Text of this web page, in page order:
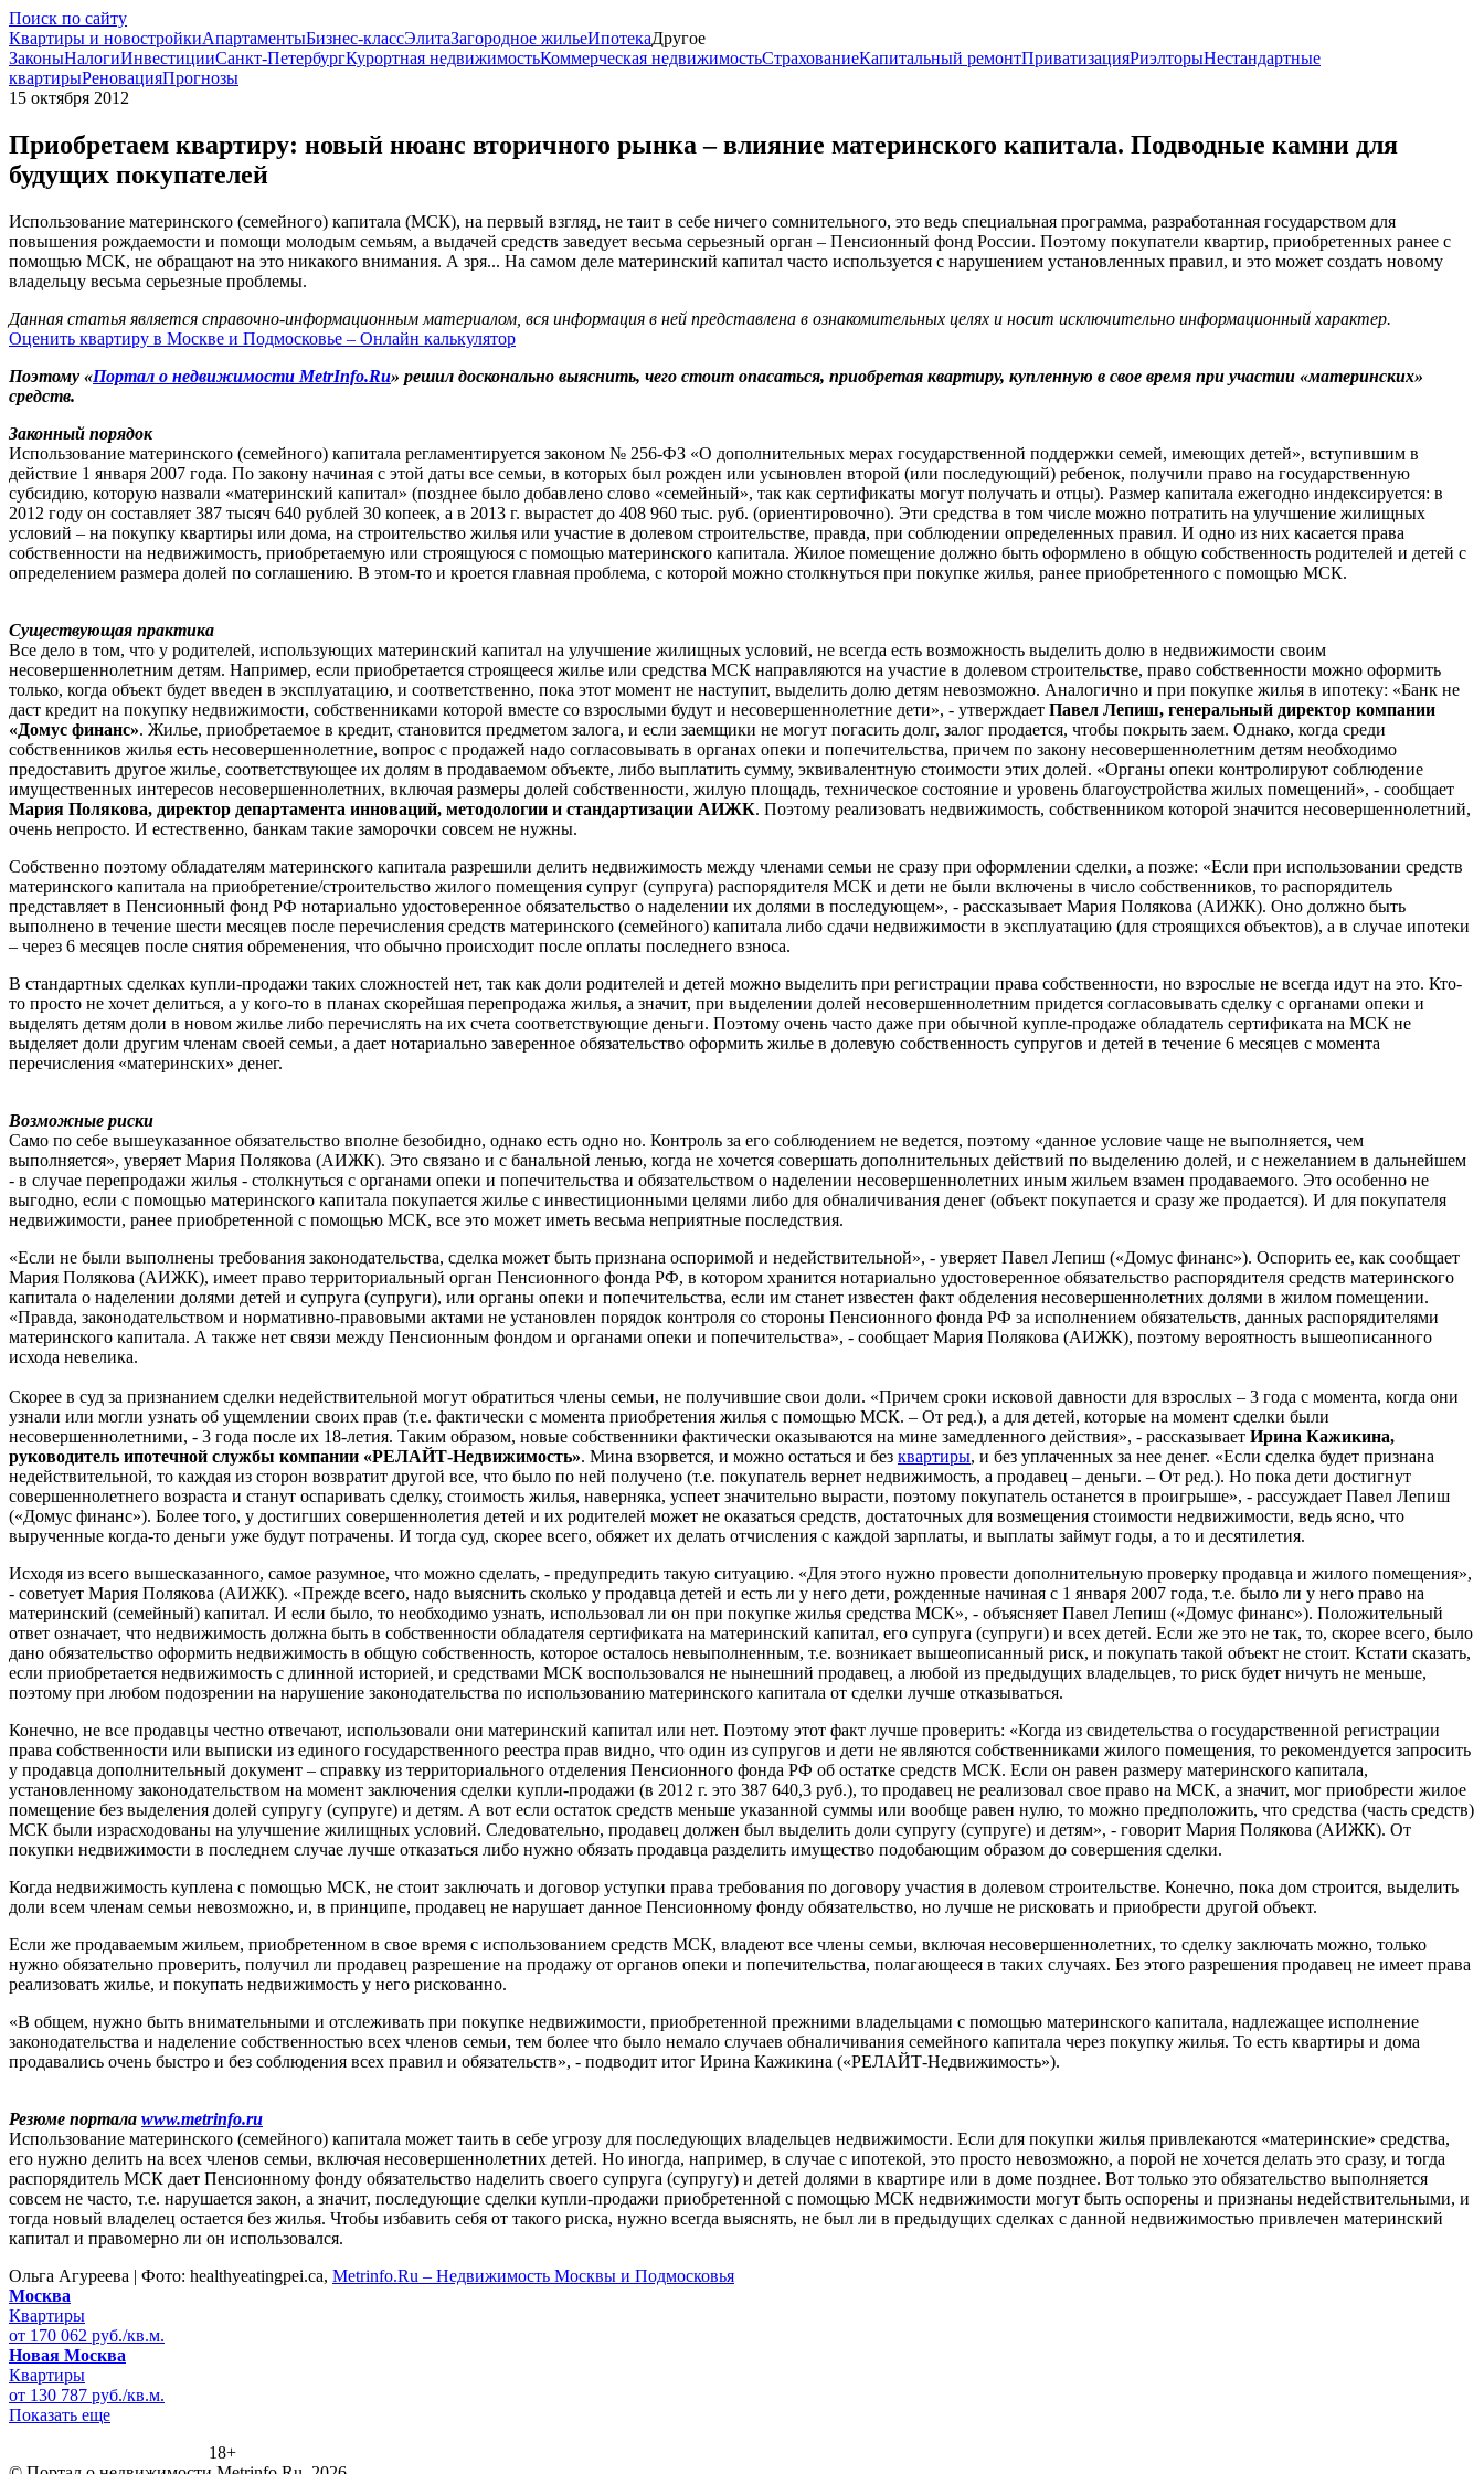
Поиск по сайту
Квартиры и новостройкиАпартаментыБизнес-классЭлитаЗагородное жильеИпотекаДругое
ЗаконыНалогиИнвестицииСанкт-ПетербургКурортная недвижимостьКоммерческая недвижимостьСтрахованиеКапитальный ремонтПриватизацияРиэлторыНестандартные
квартирыРеновацияПрогнозы
15 октября 2012
Приобретаем квартиру: новый нюанс вторичного рынка – влияние материнского капитала. Подводные камни для
будущих покупателей
Использование материнского (семейного) капитала (МСК), на первый взгляд, не таит в себе ничего сомнительного, это ведь специальная программа, разработанная государством для
повышения рождаемости и помощи молодым семьям, а выдачей средств заведует весьма серьезный орган – Пенсионный фонд России. Поэтому покупатели квартир, приобретенных ранее с
помощью МСК, не обращают на это никакого внимания. А зря... На самом деле материнский капитал часто используется с нарушением установленных правил, и это может создать новому
владельцу весьма серьезные проблемы.
Данная статья является справочно-информационным материалом, вся информация в ней представлена в ознакомительных целях и носит исключительно информационный характер.
Оценить квартиру в Москве и Подмосковье – Онлайн калькулятор
Поэтому «Портал о недвижимости MetrInfo.Ru» решил досконально выяснить, чего стоит опасаться, приобретая квартиру, купленную в свое время при участии «материнских»
средств.
Законный порядок
Использование материнского (семейного) капитала регламентируется законом № 256-ФЗ «О дополнительных мерах государственной поддержки семей, имеющих детей», вступившим в
действие 1 января 2007 года. По закону начиная с этой даты все семьи, в которых был рожден или усыновлен второй (или последующий) ребенок, получили право на государственную
субсидию, которую назвали «материнский капитал» (позднее было добавлено слово «семейный», так как сертификаты могут получать и отцы). Размер капитала ежегодно индексируется: в
2012 году он составляет 387 тысяч 640 рублей 30 копеек, а в 2013 г. вырастет до 408 960 тыс. руб. (ориентировочно). Эти средства в том числе можно потратить на улучшение жилищных
условий – на покупку квартиры или дома, на строительство жилья или участие в долевом строительстве, правда, при соблюдении определенных правил. И одно из них касается права
собственности на недвижимость, приобретаемую или строящуюся с помощью материнского капитала. Жилое помещение должно быть оформлено в общую собственность родителей и детей с
определением размера долей по соглашению. В этом-то и кроется главная проблема, с которой можно столкнуться при покупке жилья, ранее приобретенного с помощью МСК.
Существующая практика
Все дело в том, что у родителей, использующих материнский капитал на улучшение жилищных условий, не всегда есть возможность выделить долю в недвижимости своим
несовершеннолетним детям. Например, если приобретается строящееся жилье или средства МСК направляются на участие в долевом строительстве, право собственности можно оформить
только, когда объект будет введен в эксплуатацию, и соответственно, пока этот момент не наступит, выделить долю детям невозможно. Аналогично и при покупке жилья в ипотеку: «Банк не
даст кредит на покупку недвижимости, собственниками которой вместе со взрослыми будут и несовершеннолетние дети», - утверждает Павел Лепиш, генеральный директор компании
«Домус финанс». Жилье, приобретаемое в кредит, становится предметом залога, и если заемщики не могут погасить долг, залог продается, чтобы покрыть заем. Однако, когда среди
собственников жилья есть несовершеннолетние, вопрос с продажей надо согласовывать в органах опеки и попечительства, причем по закону несовершеннолетним детям необходимо
предоставить другое жилье, соответствующее их долям в продаваемом объекте, либо выплатить сумму, эквивалентную стоимости этих долей. «Органы опеки контролируют соблюдение
имущественных интересов несовершеннолетних, включая размеры долей собственности, жилую площадь, техническое состояние и уровень благоустройства жилых помещений», - сообщает
Мария Полякова, директор департамента инноваций, методологии и стандартизации АИЖК. Поэтому реализовать недвижимость, собственником которой значится несовершеннолетний,
очень непросто. И естественно, банкам такие заморочки совсем не нужны.
Собственно поэтому обладателям материнского капитала разрешили делить недвижимость между членами семьи не сразу при оформлении сделки, а позже: «Если при использовании средств
материнского капитала на приобретение/строительство жилого помещения супруг (супруга) распорядителя МСК и дети не были включены в число собственников, то распорядитель
представляет в Пенсионный фонд РФ нотариально удостоверенное обязательство о наделении их долями в последующем», - рассказывает Мария Полякова (АИЖК). Оно должно быть
выполнено в течение шести месяцев после перечисления средств материнского (семейного) капитала либо сдачи недвижимости в эксплуатацию (для строящихся объектов), а в случае ипотеки
– через 6 месяцев после снятия обременения, что обычно происходит после оплаты последнего взноса.
В стандартных сделках купли-продажи таких сложностей нет, так как доли родителей и детей можно выделить при регистрации права собственности, но взрослые не всегда идут на это. Кто-
то просто не хочет делиться, а у кого-то в планах скорейшая перепродажа жилья, а значит, при выделении долей несовершеннолетним придется согласовывать сделку с органами опеки и
выделять детям доли в новом жилье либо перечислять на их счета соответствующие деньги. Поэтому очень часто даже при обычной купле-продаже обладатель сертификата на МСК не
выделяет доли другим членам своей семьи, а дает нотариально заверенное обязательство оформить жилье в долевую собственность супругов и детей в течение 6 месяцев с момента
перечисления «материнских» денег.
Возможные риски
Само по себе вышеуказанное обязательство вполне безобидно, однако есть одно но. Контроль за его соблюдением не ведется, поэтому «данное условие чаще не выполняется, чем
выполняется», уверяет Мария Полякова (АИЖК). Это связано и с банальной ленью, когда не хочется совершать дополнительных действий по выделению долей, и с нежеланием в дальнейшем
- в случае перепродажи жилья - столкнуться с органами опеки и попечительства и обязательством о наделении несовершеннолетних иным жильем взамен продаваемого. Это особенно не
выгодно, если с помощью материнского капитала покупается жилье с инвестиционными целями либо для обналичивания денег (объект покупается и сразу же продается). И для покупателя
недвижимости, ранее приобретенной с помощью МСК, все это может иметь весьма неприятные последствия.
«Если не были выполнены требования законодательства, сделка может быть признана оспоримой и недействительной», - уверяет Павел Лепиш («Домус финанс»). Оспорить ее, как сообщает
Мария Полякова (АИЖК), имеет право территориальный орган Пенсионного фонда РФ, в котором хранится нотариально удостоверенное обязательство распорядителя средств материнского
капитала о наделении долями детей и супруга (супруги), или органы опеки и попечительства, если им станет известен факт обделения несовершеннолетних долями в жилом помещении.
«Правда, законодательством и нормативно-правовыми актами не установлен порядок контроля со стороны Пенсионного фонда РФ за исполнением обязательств, данных распорядителями
материнского капитала. А также нет связи между Пенсионным фондом и органами опеки и попечительства», - сообщает Мария Полякова (АИЖК), поэтому вероятность вышеописанного
исхода невелика.
Скорее в суд за признанием сделки недействительной могут обратиться члены семьи, не получившие свои доли. «Причем сроки исковой давности для взрослых – 3 года с момента, когда они
узнали или могли узнать об ущемлении своих прав (т.е. фактически с момента приобретения жилья с помощью МСК. – От ред.), а для детей, которые на момент сделки были
несовершеннолетними, - 3 года после их 18-летия. Таким образом, новые собственники фактически оказываются на мине замедленного действия», - рассказывает Ирина Кажикина,
руководитель ипотечной службы компании «РЕЛАЙТ-Недвижимость». Мина взорвется, и можно остаться и без квартиры, и без уплаченных за нее денег. «Если сделка будет признана
недействительной, то каждая из сторон возвратит другой все, что было по ней получено (т.е. покупатель вернет недвижимость, а продавец – деньги. – От ред.). Но пока дети достигнут
совершеннолетнего возраста и станут оспаривать сделку, стоимость жилья, наверняка, успеет значительно вырасти, поэтому покупатель останется в проигрыше», - рассуждает Павел Лепиш
(«Домус финанс»). Более того, у достигших совершеннолетия детей и их родителей может не оказаться средств, достаточных для возмещения стоимости недвижимости, ведь ясно, что
вырученные когда-то деньги уже будут потрачены. И тогда суд, скорее всего, обяжет их делать отчисления с каждой зарплаты, и выплаты займут годы, а то и десятилетия.
Исходя из всего вышесказанного, самое разумное, что можно сделать, - предупредить такую ситуацию. «Для этого нужно провести дополнительную проверку продавца и жилого помещения»,
- советует Мария Полякова (АИЖК). «Прежде всего, надо выяснить сколько у продавца детей и есть ли у него дети, рожденные начиная с 1 января 2007 года, т.е. было ли у него право на
материнский (семейный) капитал. И если было, то необходимо узнать, использовал ли он при покупке жилья средства МСК», - объясняет Павел Лепиш («Домус финанс»). Положительный
ответ означает, что недвижимость должна быть в собственности обладателя сертификата на материнский капитал, его супруга (супруги) и всех детей. Если же это не так, то, скорее всего, было
дано обязательство оформить недвижимость в общую собственность, которое осталось невыполненным, т.е. возникает вышеописанный риск, и покупать такой объект не стоит. Кстати сказать,
если приобретается недвижимость с длинной историей, и средствами МСК воспользовался не нынешний продавец, а любой из предыдущих владельцев, то риск будет ничуть не меньше,
поэтому при любом подозрении на нарушение законодательства по использованию материнского капитала от сделки лучше отказываться.
Конечно, не все продавцы честно отвечают, использовали они материнский капитал или нет. Поэтому этот факт лучше проверить: «Когда из свидетельства о государственной регистрации
права собственности или выписки из единого государственного реестра прав видно, что один из супругов и дети не являются собственниками жилого помещения, то рекомендуется запросить
у продавца дополнительный документ – справку из территориального отделения Пенсионного фонда РФ об остатке средств МСК. Если он равен размеру материнского капитала,
установленному законодательством на момент заключения сделки купли-продажи (в 2012 г. это 387 640,3 руб.), то продавец не реализовал свое право на МСК, а значит, мог приобрести жилое
помещение без выделения долей супругу (супруге) и детям. А вот если остаток средств меньше указанной суммы или вообще равен нулю, то можно предположить, что средства (часть средств)
МСК были израсходованы на улучшение жилищных условий. Следовательно, продавец должен был выделить доли супругу (супруге) и детям», - говорит Мария Полякова (АИЖК). От
покупки недвижимости в последнем случае лучше отказаться либо нужно обязать продавца разделить имущество подобающим образом до совершения сделки.
Когда недвижимость куплена с помощью МСК, не стоит заключать и договор уступки права требования по договору участия в долевом строительстве. Конечно, пока дом строится, выделить
доли всем членам семьи невозможно, и, в принципе, продавец не нарушает данное Пенсионному фонду обязательство, но лучше не рисковать и приобрести другой объект.
Если же продаваемым жильем, приобретенном в свое время с использованием средств МСК, владеют все члены семьи, включая несовершеннолетних, то сделку заключать можно, только
нужно обязательно проверить, получил ли продавец разрешение на продажу от органов опеки и попечительства, полагающееся в таких случаях. Без этого разрешения продавец не имеет права
реализовать жилье, и покупать недвижимость у него рискованно.
«В общем, нужно быть внимательными и отслеживать при покупке недвижимости, приобретенной прежними владельцами с помощью материнского капитала, надлежащее исполнение
законодательства и наделение собственностью всех членов семьи, тем более что было немало случаев обналичивания семейного капитала через покупку жилья. То есть квартиры и дома
продавались очень быстро и без соблюдения всех правил и обязательств», - подводит итог Ирина Кажикина («РЕЛАЙТ-Недвижимость»).
Резюме портала www.metrinfo.ru
Использование материнского (семейного) капитала может таить в себе угрозу для последующих владельцев недвижимости. Если для покупки жилья привлекаются «материнские» средства,
его нужно делить на всех членов семьи, включая несовершеннолетних детей. Но иногда, например, в случае с ипотекой, это просто невозможно, а порой не хочется делать это сразу, и тогда
распорядитель МСК дает Пенсионному фонду обязательство наделить своего супруга (супругу) и детей долями в квартире или в доме позднее. Вот только это обязательство выполняется
совсем не часто, т.е. нарушается закон, а значит, последующие сделки купли-продажи приобретенной с помощью МСК недвижимости могут быть оспорены и признаны недействительными, и
тогда новый владелец остается без жилья. Чтобы избавить себя от такого риска, нужно всегда выяснять, не был ли в предыдущих сделках с данной недвижимостью привлечен материнский
капитал и правомерно ли он использовался.
Ольга Агуреева | Фото: healthyeatingpei.ca, Metrinfo.Ru – Недвижимость Москвы и Подмосковья
Москва
Квартиры
от 170 062 руб./кв.м.
Новая Москва
Квартиры
от 130 787 руб./кв.м.
Показать еще
18+